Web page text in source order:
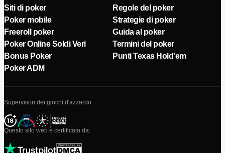
Siti di poker
Poker mobile
Freeroll poker
Poker Online Soldi Veri
Bonus Poker
Poker ADM
Regole del poker
Strategie di poker
Guida al poker
Termini del poker
Punti Texas Hold'em
Supervisori dei giochi d'azzardo:
Questo sito web è certificato da: